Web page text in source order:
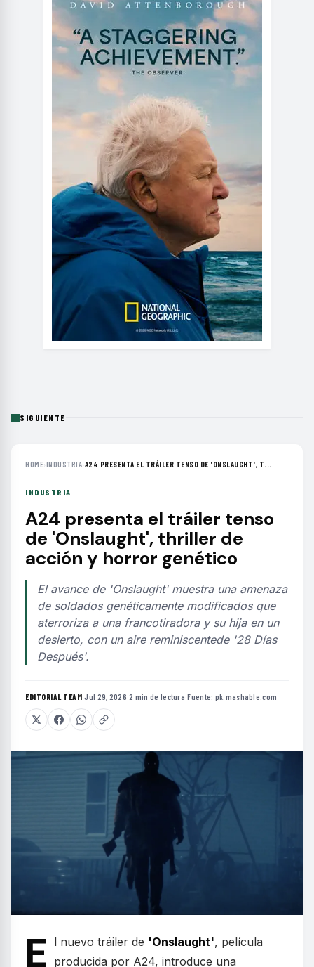
SIGUIENTE
HOME›INDUSTRIA›A24 PRESENTA EL TRÁILER TENSO DE 'ONSLAUGHT', T...
INDUSTRIA
A24 presenta el tráiler tenso
de 'Onslaught', thriller de
acción y horror genético
El avance de 'Onslaught' muestra una amenaza
de soldados genéticamente modificados que
aterroriza a una francotiradora y su hija en un
desierto, con un aire reminiscentede '28 Días
Después'.
EDITORIAL TEAM·Jul 29, 2026·2 min de lectura·Fuente: pk.mashable.com
E l nuevo tráiler de 'Onslaught', película
producida por A24, introduce una